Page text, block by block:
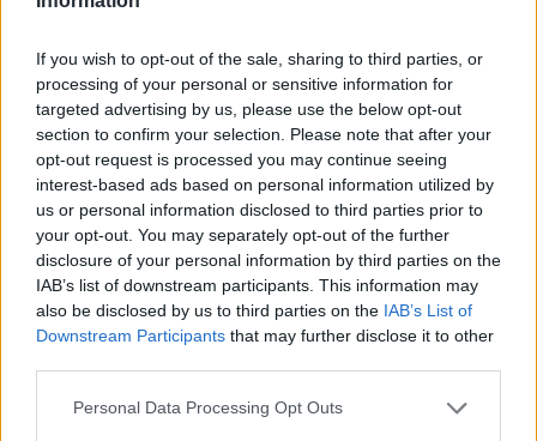
If you wish to opt-out of the sale, sharing to third parties, or
processing of your personal or sensitive information for
targeted advertising by us, please use the below opt-out
section to confirm your selection. Please note that after your
opt-out request is processed you may continue seeing
interest-based ads based on personal information utilized by
us or personal information disclosed to third parties prior to
your opt-out. You may separately opt-out of the further
disclosure of your personal information by third parties on the
IAB’s list of downstream participants. This information may
also be disclosed by us to third parties on the IAB’s List of
Downstream Participants that may further disclose it to other
Personal Data Processing Opt Outs
αυτοκτονικό ιδεασμό